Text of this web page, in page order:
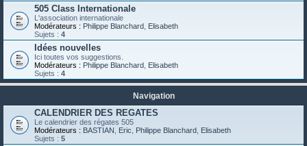
505 Class Internationale
L'association internationale
Modérateurs : Philippe Blanchard Elisabeth
Sujets : 4
Idées nouvelles
Ici toutes vos suggestions.
Modérateurs : Philippe Blanchard Elisabeth
Sujets : 4
Navigation
CALENDRIER DES REGATES
Le calendrier des régates 505
Modérateurs : BASTIAN Eric Philippe Blanchard Elisabeth
Sujets : 5